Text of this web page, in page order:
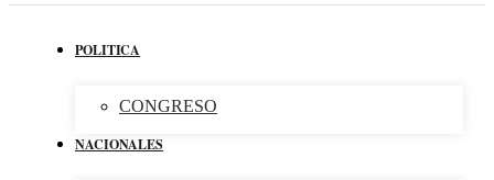
POLITICA
CONGRESO
NACIONALES